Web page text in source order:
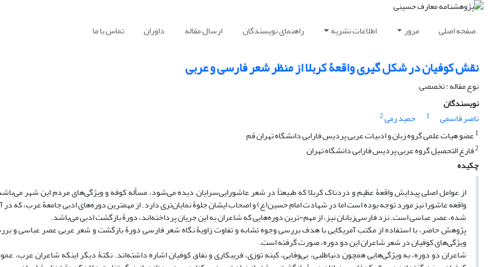
صفحه اصلی مرور اطلاعات نشریه راهنمای نویسندگان ارسال مقاله داوران تماس با ما
نقش کوفیان در شکل گیری واقعۀ کربلا از منظر شعر فارسی و عربی
نوع مقاله : تخصصی
نویسندگان
ناصر قاسمی
1 حمید رمی2
1عضو هیات علمی گروه زبان و ادبیات عربی پردیس فارابی دانشگاه تهران قم
2فارغ التحصیل گروه عربی پردیس فارابی دانشگاه تهران
چکیده
از عوامل اصلی پیدایش واقعۀ عظیم و دردناک کربلا که طبیعتاً در شعر عاشورایی‌سرایان دیده می‌شود، مسأله کوفه و ویژگی‌های مردم این شهر
واقعه عاشورا نیز مورد توجه بوده است اما در شهادت امام حسین(ع) و اصحاب ایشان جلوۀ نمایان‌تری دارد. از مهمترین دوره‌های ادبی جامعۀ عرب، که در
شده، عصر عباسی است. نزد فارسی‌زبانان نیز، از مهم-ترین دوره‌هایی که شاعران به این جریان پرداخته‌اند، دورۀ بازگشت ادبی می‌باشد.
پژوهش حاضر، با استفاده از مکتب آمریکایی با هدف بررسی وجوه تشابه و تفاوت زاویۀ نگاه شعر فارسی دورۀ بازگشت و شعر عربی عصر عباسی و
ویژگی‌های کوفیان در شعر شاعران این دو دوره، صورت گرفته است.
شاعران دو دوره، به ویژگی‌هایی همچون دنیاطلبی، بی‌وفایی، کینه توزی، فریبکاری و نفاق کوفیان اشاره داشته‌اند. نکتۀ دیگر اینکه شاعران عرب،